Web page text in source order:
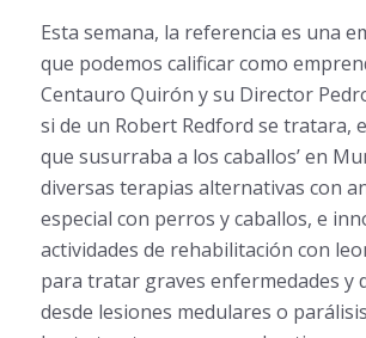
Esta semana, la referencia es una
que podemos calificar como
Centauro Quirón y su Director
si de un Robert Redford se tratara,
que susurraba a los caballos’ en
diversas terapias alternativas con
especial con perros y caballos, e
actividades de rehabilitación con
para tratar graves enfermedades y
desde lesiones medulares o